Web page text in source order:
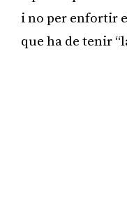
i no per enfortir
que ha de tenir